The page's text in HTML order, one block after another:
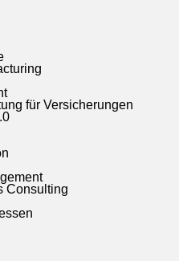
für Versicherungen
Consulting